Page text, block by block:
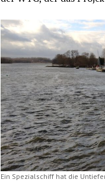
Ein Spezialschiff hat die